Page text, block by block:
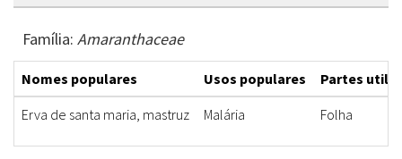
Família: Amaranthaceae
Nomes populares Usos populares
Partes
Erva de santa maria, mastruz
Malária Folha